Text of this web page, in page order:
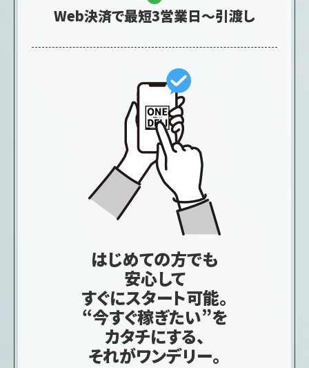
Web決済で最短3営業日～引渡し
はじめての方でも
安心して
すぐにスタート可能。
“今すぐ稼ぎたい”を
カタチにする、
それがワンデリー。